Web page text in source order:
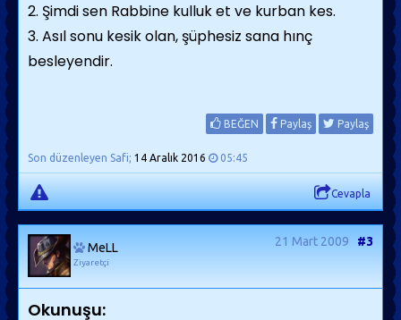
2. Şimdi sen Rabbine kulluk et ve kurban kes.
3. Asıl sonu kesik olan, şüphesiz sana hınç
besleyendir.
BEĞEN Paylaş Paylaş
Son düzenleyen Safi; 14 Aralık 2016 05:45
Cevapla
MeLL
Ziyaretçi
21 Mart 2009 #3
Okunuşu: